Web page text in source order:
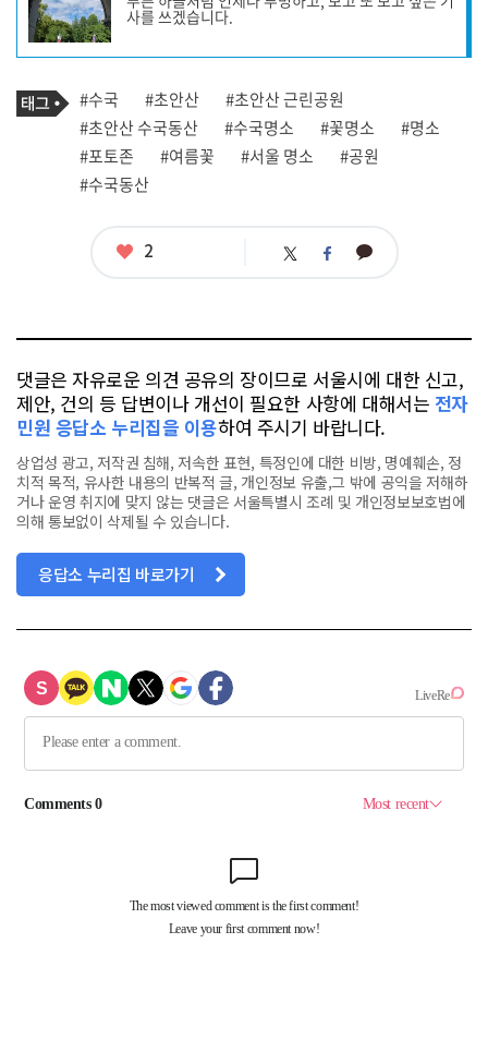
성
자
프
필
사를 쓰겠습니다.
기
사
관
련
태
그
태
그
#수국 #초안산
#초안산 근린공원
#초안산 수국동산
#수국명소 #꽃명소
#명소
#포토존
#여름꽃 #서울 명소
#공원
#수국동산
좋
2 트 페 카
댓글은 자유로운 의견 공유의 장이므로 서울시에 대한 신고,
제안, 건의 등 답변이나 개선이 필요한 사항에 대해서는 전자
민원 응답소 누리집을 이용하여 주시기 바랍니다.
상업성 광고, 저작권 침해, 저속한 표현, 특정인에 대한 비방, 명예훼손, 정
치적 목적, 유사한 내용의 반복적 글, 개인정보 유출,그 밖에 공익을 저해하
거나 운영 취지에 맞지 않는 댓글은 서울특별시 조례 및 개인정보보호법에
의해 통보없이 삭제될 수 있습니다.
응답소 누리집 바로가기